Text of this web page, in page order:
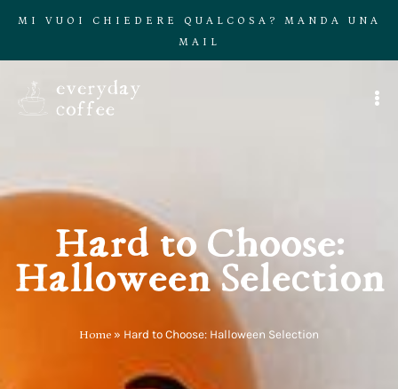
MI VUOI CHIEDERE QUALCOSA? MANDA UNA
MAIL
Hard to Choose:
Halloween Selection
Home » Hard to Choose: Halloween Selection